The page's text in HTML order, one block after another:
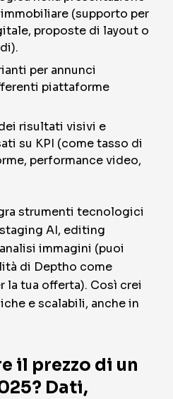
(supporto per
proposte di layout o
per annunci
piattaforme
risultati visivi e
su KPI (come tasso di
performance video,
strumenti tecnologici
AI, editing
immagini (puoi
di Deptho come
la tua offerta). Così crei
e scalabili, anche in
il prezzo di un
Dati,